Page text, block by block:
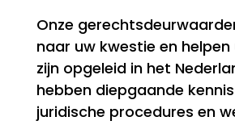
Onze
naar uw kwestie en helpen
zijn opgeleid in het
hebben diepgaande
juridische procedures en